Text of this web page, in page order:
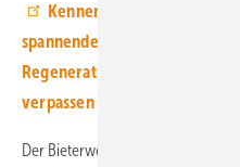
Kennen Sie unseren
spannende Interviews mit
Regenerativbranche.
verpassen kein Video.
Der Bieterwettbewerb war auch